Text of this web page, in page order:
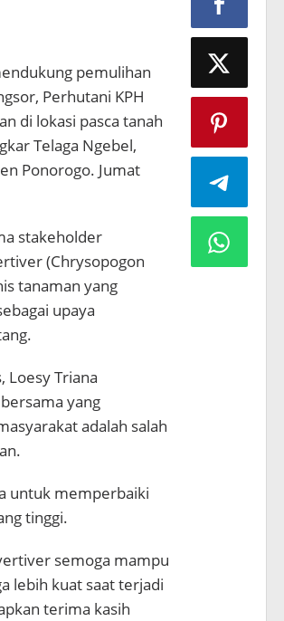
pemulihan
Perhutani KPH
di lokasi pasca tanah
Telaga Ngebel,
Ponorogo. Jumat
stakeholder
(Chrysopogon
tanaman yang
upaya
Loesy Triana
yang
adalah salah
untuk memperbaiki
tinggi.
semoga mampu
lebih kuat saat terjadi
terima kasih